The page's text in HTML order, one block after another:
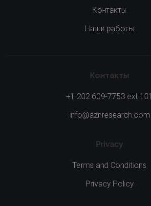
Контакты
Наши работы
Контакты
+1 202 609-7753 ext 101
info@aznresearch.com
Privacy
Terms and Conditions
Privacy Policy